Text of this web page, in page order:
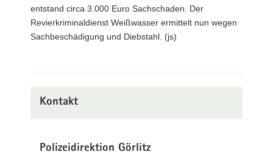
entstand circa 3.000 Euro Sachschaden. Der
Revierkriminaldienst Weißwasser ermittelt nun wegen
Sachbeschädigung und Diebstahl. (js)
Kontakt
Polizeidirektion Görlitz